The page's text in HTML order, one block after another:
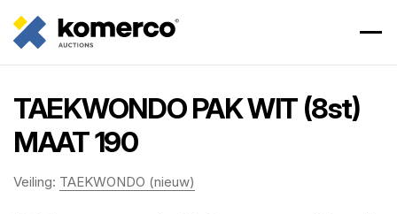
TAEKWONDO PAK WIT (8st)
MAAT 190
Veiling: TAEKWONDO (nieuw)